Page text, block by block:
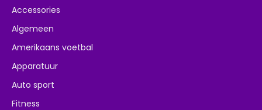
Accessories
Algemeen
Amerikaans voetbal
Apparatuur
Auto sport
Fitness